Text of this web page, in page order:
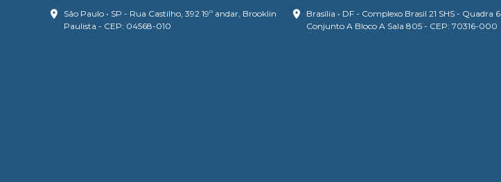
São Paulo • SP - Rua Castilho, 392 19º andar, Brooklin
Paulista - CEP: 04568-010
Brasília • DF - Complexo Brasil 21 SHS - Quadra 6
Conjunto A Bloco A Sala 805 - CEP: 70316-000